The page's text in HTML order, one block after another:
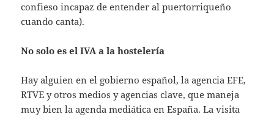
confieso incapaz de entender al puertorriqueño
cuando canta).
No solo es el IVA a la hostelería
Hay alguien en el gobierno español, la agencia EFE,
RTVE y otros medios y agencias clave, que maneja
muy bien la agenda mediática en España. La visita